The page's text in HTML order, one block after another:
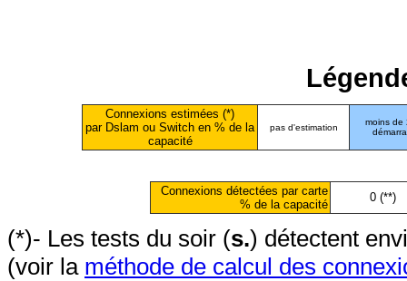
Connexions estimées (*)
par Dslam ou Switch en % de la
capacité
pas d'estimation
moins de
Connexions détectées par carte
% de la capacité
0 (**)
(*)- Les tests du soir (s.) détectent
(voir la méthode de calcul des